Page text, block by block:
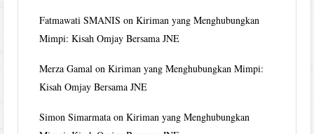
Fatmawati SMANIS onKiriman yang Menghubungkan
Mimpi: Kisah Omjay Bersama JNE
Merza Gamal onKiriman yang Menghubungkan Mimpi:
Kisah Omjay Bersama JNE
Simon Simarmata onKiriman yang Menghubungkan